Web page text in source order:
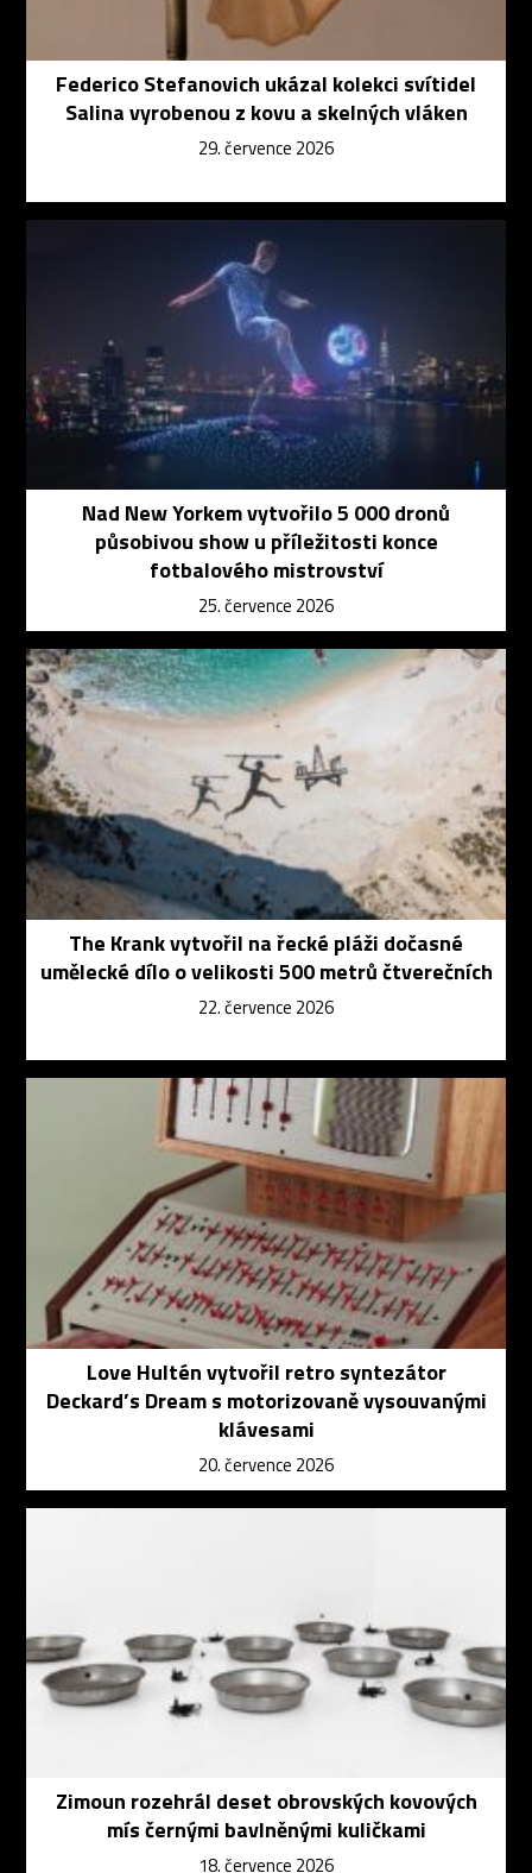
Federico Stefanovich ukázal kolekci svítidel
Salina vyrobenou z kovu a skelných vláken
29. července 2026
Nad New Yorkem vytvořilo 5 000 dronů
působivou show u příležitosti konce
fotbalového mistrovství
25. července 2026
The Krank vytvořil na řecké pláži dočasné
umělecké dílo o velikosti 500 metrů čtverečních
22. července 2026
Love Hultén vytvořil retro syntezátor
Deckard’s Dream s motorizovaně vysouvanými
klávesami
20. července 2026
Zimoun rozehrál deset obrovských kovových
mís černými bavlněnými kuličkami
18. července 2026